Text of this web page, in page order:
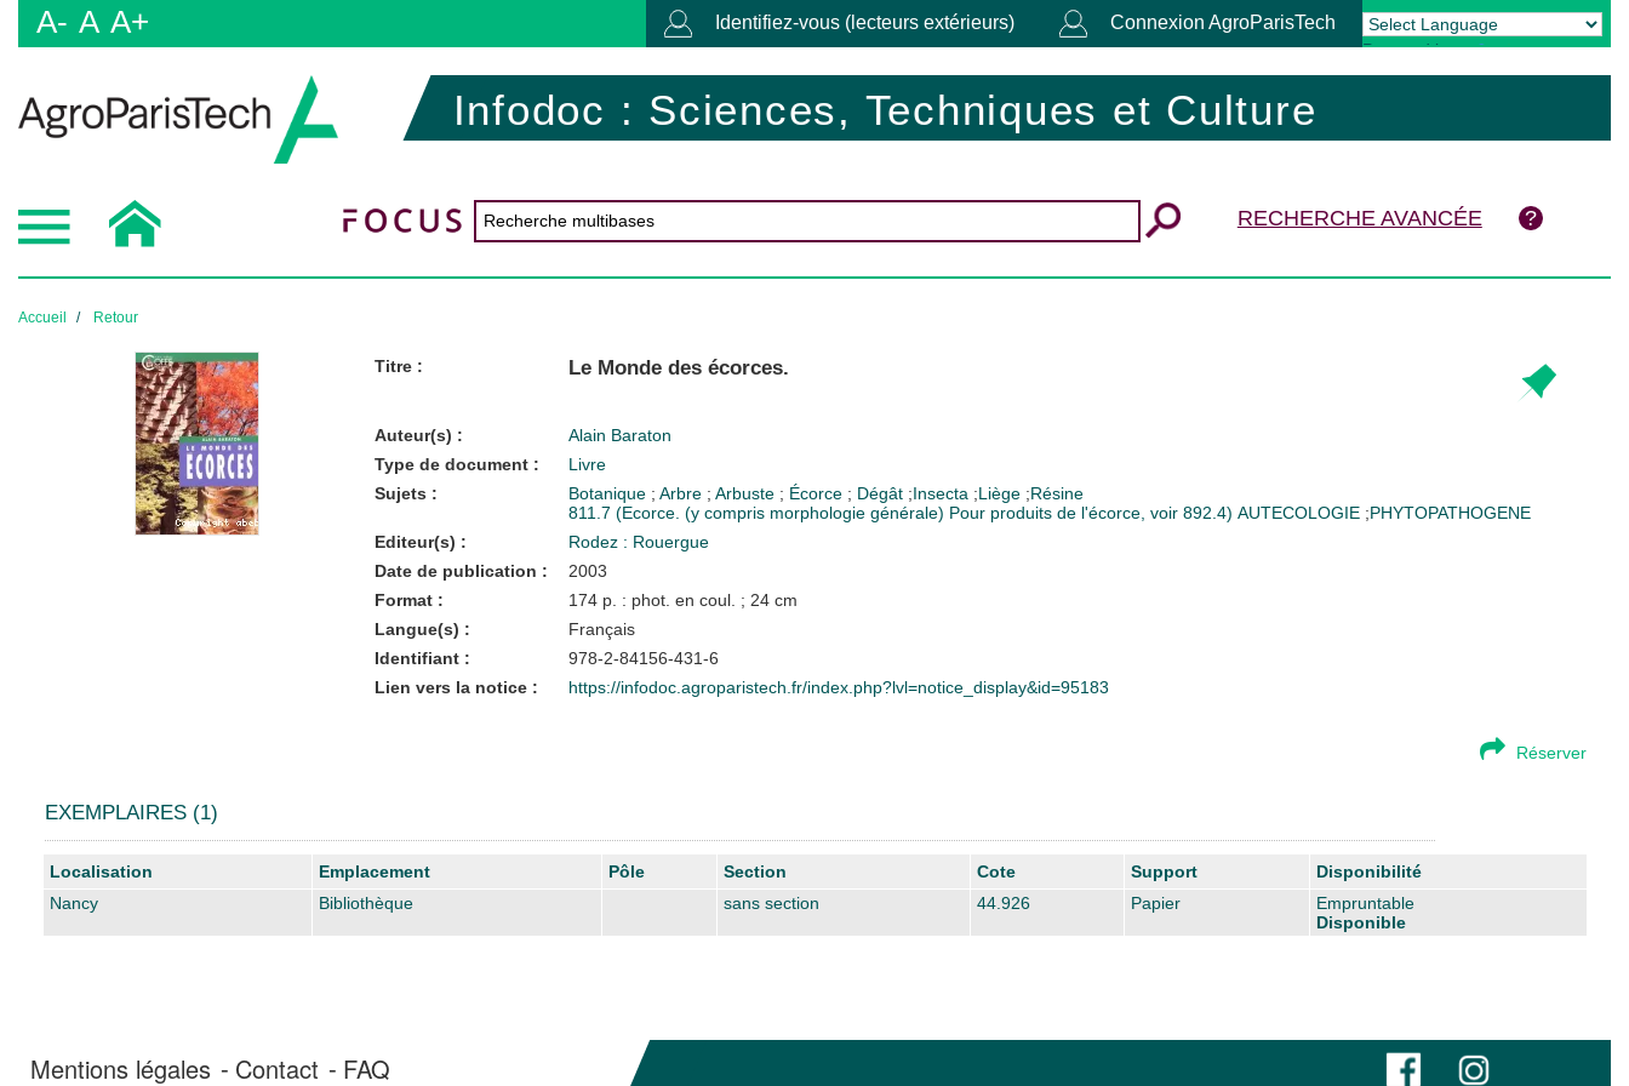
A- A A+ Identifiez-vous (lecteurs extérieurs) Connexion AgroParisTech
Powered by Translate
Infodoc : Sciences, Techniques et Culture
RECHERCHE AVANCÉE
Accueil Retour
Titre : Le Monde des écorces.
Auteur(s) :
Alain Baraton
Type de document :
Livre
Sujets :
Botanique ; Arbre ; Arbuste ; Écorce ; Dégât ;Insecta ;Liège ;Résine
811.7 (Ecorce. (y compris morphologie générale) Pour produits de l'écorce, voir 892.4) AUTECOLOGIE ;PHYTOPATHOGENE
Editeur(s) :
Rodez : Rouergue
Date de publication :
2003
Format :
174 p. : phot. en coul. ; 24 cm
Langue(s) :
Français
Identifiant :
978-2-84156-431-6
Lien vers la notice :
https://infodoc.agroparistech.fr/index.php?lvl=notice_display&id=95183
Réserver
EXEMPLAIRES (1)
Liste des exemplaires
Localisation Emplacement Pôle Section Cote Support
Disponibilité
Nancy
Bibliothèque sans section 44.926 Papier
Empruntable
Disponible
Mentions légales Contact FAQ